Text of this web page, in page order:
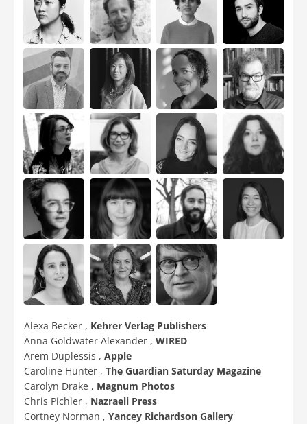
Alexa Becker , Kehrer Verlag Publishers
Anna Goldwater Alexander , WIRED
Arem Duplessis , Apple
Caroline Hunter , The Guardian Saturday Magazine
Carolyn Drake , Magnum Photos
Chris Pichler , Nazraeli Press
Cortney Norman , Yancey Richardson Gallery